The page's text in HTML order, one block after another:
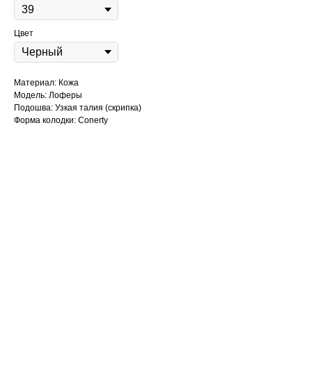
Цвет
Материал: Кожа
Модель: Лоферы
Подошва: Узкая талия (скрипка)
Форма колодки: Conerty